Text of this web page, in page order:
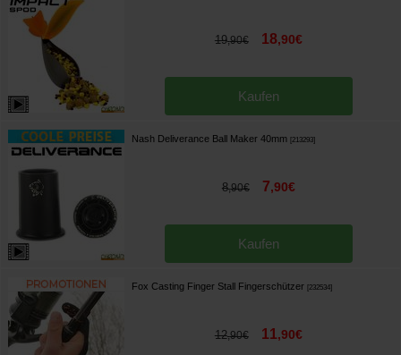
19,90€ 18,90€
Kaufen
Nash Deliverance Ball Maker 40mm 213293]
8,90€ 7,90€
Kaufen
Fox Casting Finger Stall Fingerschützer 232534]
12,90€ 11,90€